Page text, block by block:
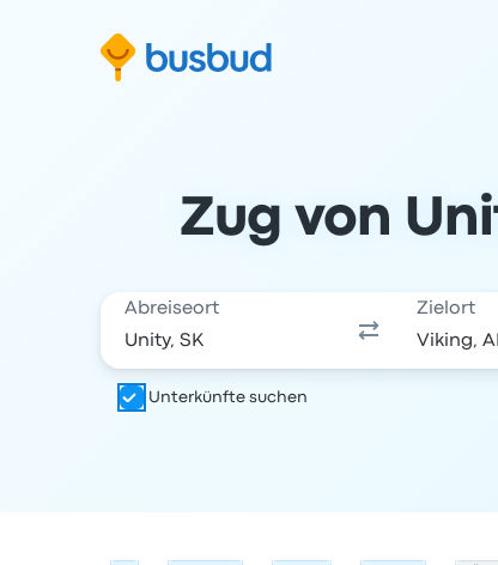
Suchformular springen
Zum Inhalt springen
Zur Fußzeile springen
Zug von
Abreiseort Zielort
Unterkünfte suchen